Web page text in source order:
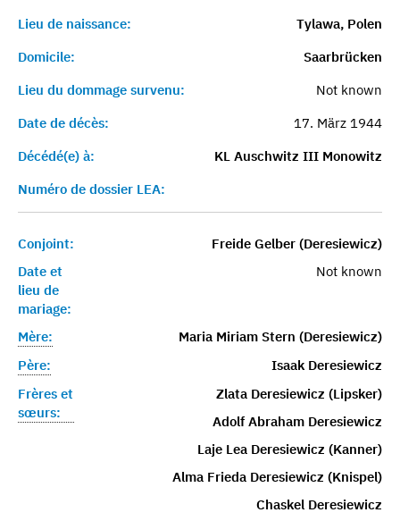
Lieu de naissance:
Tylawa, Polen
Domicile:
Saarbrücken
Lieu du dommage survenu:
Not known
Date de décès:
17. März 1944
Décédé(e) à:
KL Auschwitz III Monowitz
Numéro de dossier LEA:
Conjoint:
Freide Gelber (Deresiewicz)
Date et
lieu de
mariage:
Not known
Mère:
Maria Miriam Stern (Deresiewicz)
Père:
Isaak Deresiewicz
Frères et
sœurs:
Zlata Deresiewicz (Lipsker)
Adolf Abraham Deresiewicz
Laje Lea Deresiewicz (Kanner)
Alma Frieda Deresiewicz (Knispel)
Chaskel Deresiewicz